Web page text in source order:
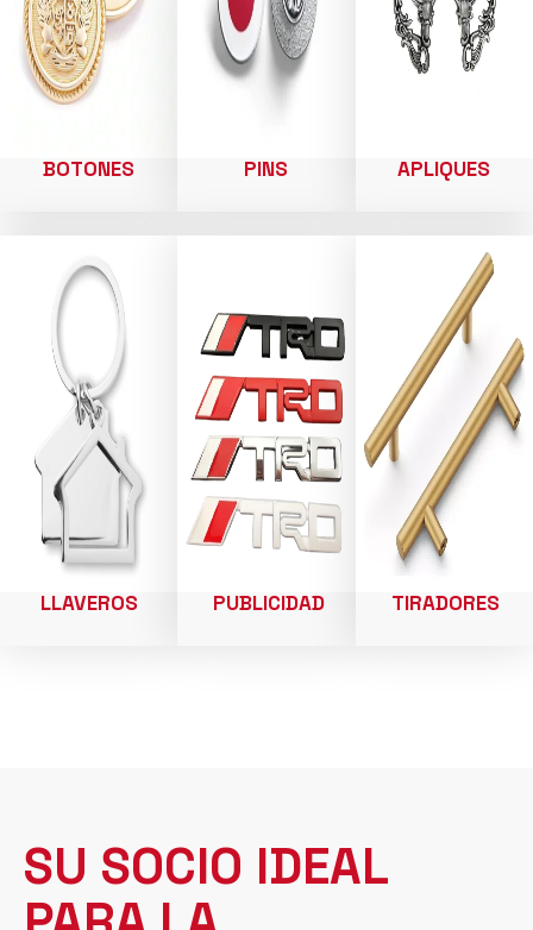
BOTONES PINS APLIQUES
LLAVEROS PUBLICIDAD TIRADORES
SU SOCIO IDEAL